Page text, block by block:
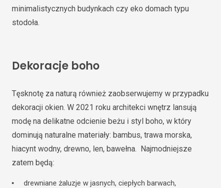
minimalistycznych budynkach czy eko domach typu
stodoła.
Dekoracje boho
Tęsknotę za naturą również zaobserwujemy w przypadku
dekoracji okien. W 2021 roku architekci wnętrz lansują
modę na delikatne odcienie beżu i styl boho, w który
dominują naturalne materiały: bambus, trawa morska,
hiacynt wodny, drewno, len, bawełna. Najmodniejsze
zatem będą:
drewniane żaluzje w jasnych, ciepłych barwach,